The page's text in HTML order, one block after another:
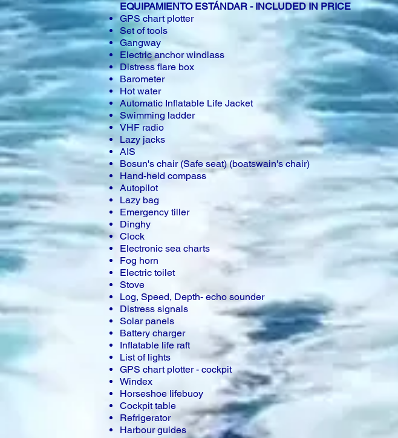
EQUIPAMIENTO ESTÁNDAR - INCLUDED IN PRICE
GPS chart plotter
Set of tools
Gangway
Electric anchor windlass
Distress flare box
Barometer
Hot water
Automatic Inflatable Life Jacket
Swimming ladder
VHF radio
Lazy jacks
AIS
Bosun's chair (Safe seat) (boatswain's chair)
Hand-held compass
Autopilot
Lazy bag
Emergency tiller
Dinghy
Clock
Electronic sea charts
Fog horn
Electric toilet
Stove
Log, Speed, Depth- echo sounder
Distress signals
Solar panels
Battery charger
Inflatable life raft
List of lights
GPS chart plotter - cockpit
Windex
Horseshoe lifebuoy
Cockpit table
Refrigerator
Harbour guides